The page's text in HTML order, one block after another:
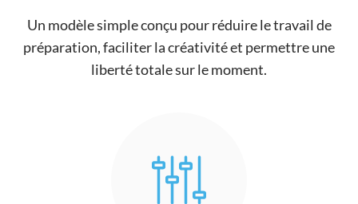
Un modèle simple conçu pour réduire le travail de
préparation, faciliter la créativité et permettre une
liberté totale sur le moment.